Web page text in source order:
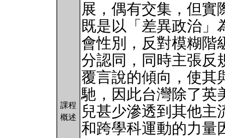
課程
概述
展，偶有交集，但實
既是以「差異政治」
會性別，反對模糊階
分認同，同時主張反
覆言說的傾向，使其
馳，因此台灣除了英
兒甚少滲透到其他主
和跨學科運動的力量